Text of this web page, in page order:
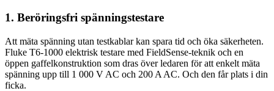
1. Beröringsfri spänningstestare
Att mäta spänning utan testkablar kan spara tid och öka säkerheten.
Fluke T6-1000 elektrisk testare med FieldSense-teknik och en
öppen gaffelkonstruktion som dras över ledaren för att enkelt mäta
spänning upp till 1 000 V AC och 200 A AC. Och den får plats i din
ficka.